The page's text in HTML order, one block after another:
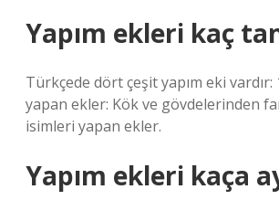
Yapım ekleri kaç
Türkçede dört çeşit yapım eki vardır:
yapan ekler: Kök ve gövdelerinden
isimleri yapan ekler.
Yapım ekleri kaça